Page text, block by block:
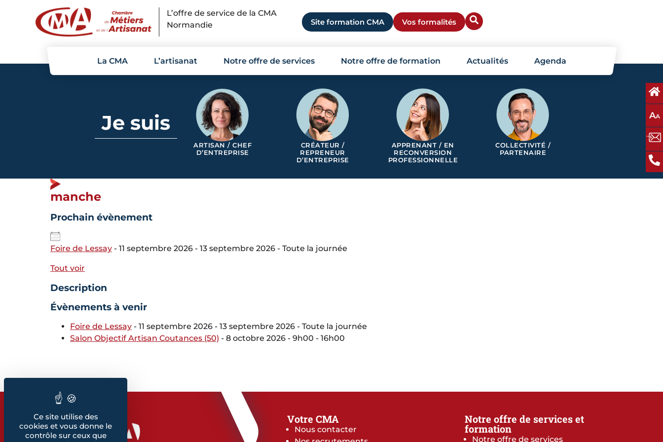
L’offre de service de la CMA
Normandie
Site formation CMA Vos formalités
La CMA L’artisanat Notre offre de services Notre offre de formation Actualités Agenda
AA
Je suis
ARTISAN / CHEF
D’ENTREPRISE
CRÉATEUR /
REPRENEUR
D’ENTREPRISE
APPRENANT / EN
RECONVERSION
PROFESSIONNELLE
COLLECTIVITÉ /
PARTENAIRE
manche
Prochain évènement
Foire de Lessay - 11 septembre 2026 - 13 septembre 2026 - Toute la journée
Tout voir
Description
Évènements à venir
Foire de Lessay - 11 septembre 2026 - 13 septembre 2026 - Toute la journée
Salon Objectif Artisan Coutances (50) - 8 octobre 2026 - 9h00 - 16h00
Votre CMA
Nous contacter
Notre offre de services et
formation
Notre offre de services
Panneau de gestion des cookies
Ce site utilise des
cookies et vous donne le
contrôle sur ceux que